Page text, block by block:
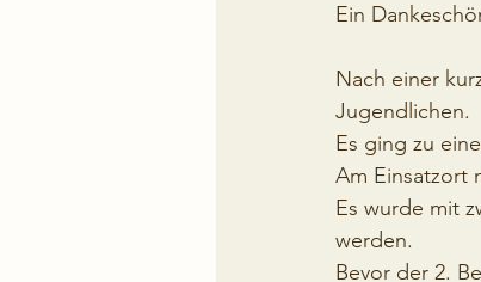
Ein
Nach einer
Jugendlichen.
Es ging zu
Am Einsatzort
Es wurde mit
werden.
Bevor der 2.